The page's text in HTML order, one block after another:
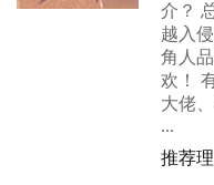
介？
越入
角人
欢！
大佬
...
推荐